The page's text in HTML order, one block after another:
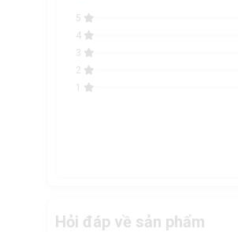
5
4
3
2
1
Hỏi đáp về sản phẩm